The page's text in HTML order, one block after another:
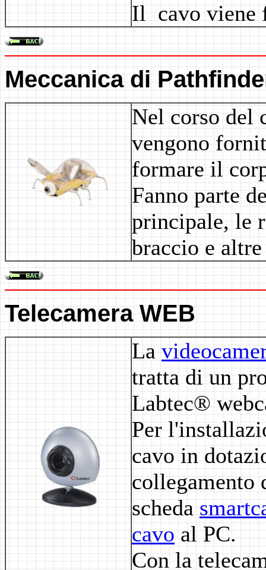
Il cavo viene
Meccanica di
Nel corso del
vengono
formare il
Fanno parte
principale, le
braccio e
Telecamera WEB
La
tratta di un
Labtec®
Per
cavo in
collegamento
scheda
cavo al PC.
Con la